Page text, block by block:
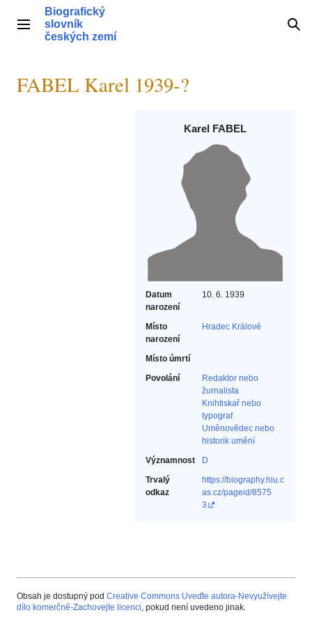
obsahHlavní menu
Biografický
slovník
českých zemí
FABEL Karel 1939-?
Karel FABEL
Datum
narození
10. 6. 1939
Místo
narození
Hradec Králové
Místo úmrtí
Povolání
Redaktor nebo
žurnalista‎
Knihtiskař nebo
typograf‎
Uměnovědec nebo
historik umění‎
Významnost
D
Trvalý
odkaz
https://biography.hiu.c
as.cz/pageid/8575
3
Obsah je dostupný pod Creative Commons Uveďte autora-Nevyužívejte
dílo komerčně-Zachovejte licenci, pokud není uvedeno jinak.